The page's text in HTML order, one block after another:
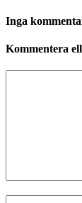
Inga
Kommentera